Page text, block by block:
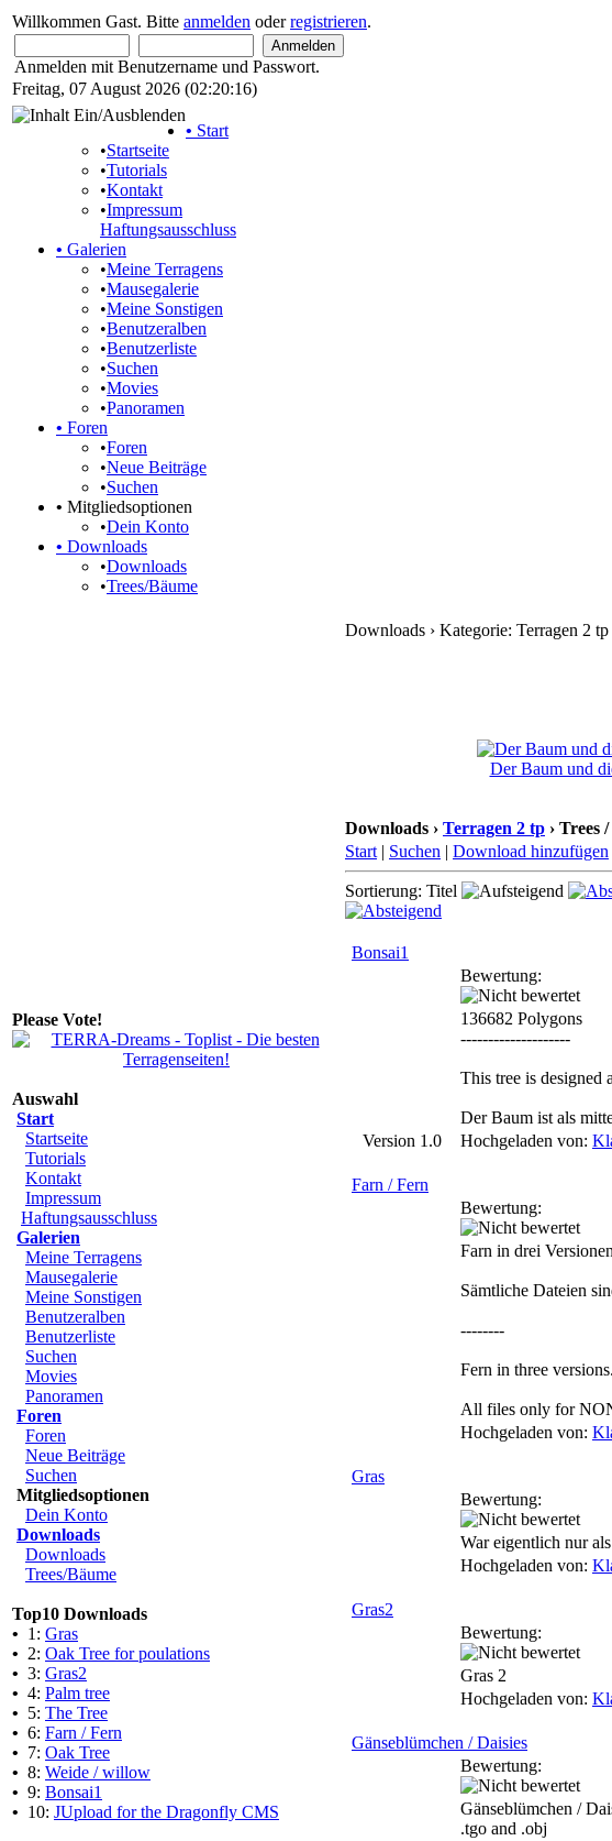
Willkommen Gast. Bitte anmelden oderregistrieren.
Anmelden mit Benutzername und Passwort.
Freitag, 07 August 2026 (02:20:16)
• Start
•Startseite
•Tutorials
•Kontakt
•Impressum
Haftungsausschluss
• Galerien
•Meine Terragens
•Mausegalerie
•Meine Sonstigen
•Benutzeralben
•Benutzerliste
•Suchen
•Movies
•Panoramen
• Foren
•Foren
•Neue Beiträge
•Suchen
• Mitgliedsoptionen
•Dein Konto
• Downloads
•Downloads
•Trees/Bäume
Please Vote!
Auswahl
Start
Startseite
Tutorials
Kontakt
Impressum
Haftungsausschluss
Galerien
Meine Terragens
Mausegalerie
Meine Sonstigen
Benutzeralben
Benutzerliste
Suchen
Movies
Panoramen
Foren
Foren
Neue Beiträge
Suchen
Mitgliedsoptionen
Dein Konto
Downloads
Downloads
Trees/Bäume
Top10 Downloads
• 1: Gras
• 2: Oak Tree for poulations
• 3: Gras2
• 4: Palm tree
• 5: The Tree
• 6: Farn / Fern
• 7: Oak Tree
• 8: Weide / willow
• 9: Bonsai1
• 10: JUpload for the Dragonfly CMS
Downloads › Kategorie: Terragen 2 tp
Der Baum und
Downloads › Terragen 2 tp › Trees
Start | Suchen | Download hinzufügen
Sortierung: Titel
Bonsai1
Bewertung:
136682 Polygons
--------------------
This tree is designed
Der Baum ist als
Version 1.0
Hochgeladen von:
Farn / Fern
Bewertung:
Farn in drei
Sämtliche Dateien
--------
Fern in three versions.
All files only for
Hochgeladen von:
Gras
Bewertung:
War eigentlich nur
Hochgeladen von:
Gras2
Bewertung:
Gras 2
Hochgeladen von:
Gänseblümchen / Daisies
Bewertung:
Gänseblümchen /
.tgo and .obj